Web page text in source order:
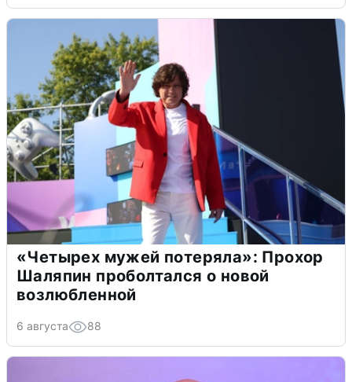
«Четырех мужей потеряла»: Прохор
Шаляпин проболтался о новой
возлюбленной
6 августа 88